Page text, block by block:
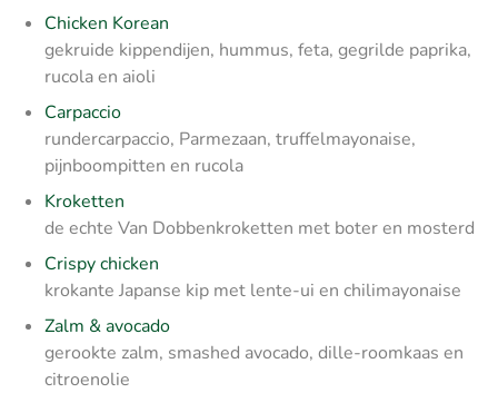
Chicken Korean
gekruide kippendijen, hummus, feta, gegrilde paprika,
rucola en aioli
Carpaccio
rundercarpaccio, Parmezaan, truffelmayonaise,
pijnboompitten en rucola
Kroketten
de echte Van Dobbenkroketten met boter en mosterd
Crispy chicken
krokante Japanse kip met lente-ui en chilimayonaise
Zalm & avocado
gerookte zalm, smashed avocado, dille-roomkaas en
citroenolie